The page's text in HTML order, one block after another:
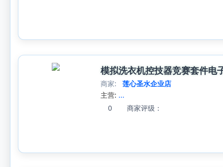
模拟洗衣机控技器竞赛套件电
商家:
莲心圣水企业店
主营: ...
0
商家评级：